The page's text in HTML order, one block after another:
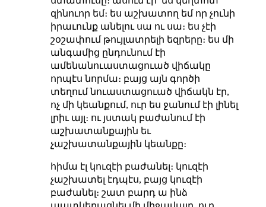
զինուոր եմ։ ես աշխատող եմ որ չունի
իրաւունք անելու սա ու սա։ ես չէի
շօշափում թույլատրելի եզրերը։ ես մի
անգամից ընդունում էի
ամենանուաստացուած վիճակը
որպէս նորմա։ բայց այն գործի
տեղում նուաստացուած վիճակն էր,
ոչ մի կեանքում, ուր ես ջանում էի լինել
լրիւ այլ։ ու յստակ բաժանում էի
աշխատանքային եւ
չաշխատանքային կեանքը։
հիմա էլ կուզէի բաժանել։ կուզէի
չաշխատել էդպէս, բայց կուզէի
բաժանել։ շատ բարդ ա ինձ